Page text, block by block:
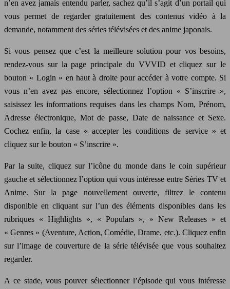
n’en avez jamais entendu parler, sachez qu’il s’agit d’un portail qui
vous permet de regarder gratuitement des contenus vidéo à la
demande, notamment des séries télévisées et des anime japonais.
Si vous pensez que c’est la meilleure solution pour vos besoins,
rendez-vous sur la page principale du VVVID et cliquez sur le
bouton « Login » en haut à droite pour accéder à votre compte. Si
vous n’en avez pas encore, sélectionnez l’option « S’inscrire »,
saisissez les informations requises dans les champs Nom, Prénom,
Adresse électronique, Mot de passe, Date de naissance et Sexe.
Cochez enfin, la case « accepter les conditions de service » et
cliquez sur le bouton « S’inscrire ».
Par la suite, cliquez sur l’icône du monde dans le coin supérieur
gauche et sélectionnez l’option qui vous intéresse entre Séries TV et
Anime. Sur la page nouvellement ouverte, filtrez le contenu
disponible en cliquant sur l’un des éléments disponibles dans les
rubriques « Highlights », « Populars », » New Releases » et
« Genres » (Aventure, Action, Comédie, Drame, etc.). Cliquez enfin
sur l’image de couverture de la série télévisée que vous souhaitez
regarder.
A ce stade, vous pouver sélectionner l’épisode qui vous intéresse